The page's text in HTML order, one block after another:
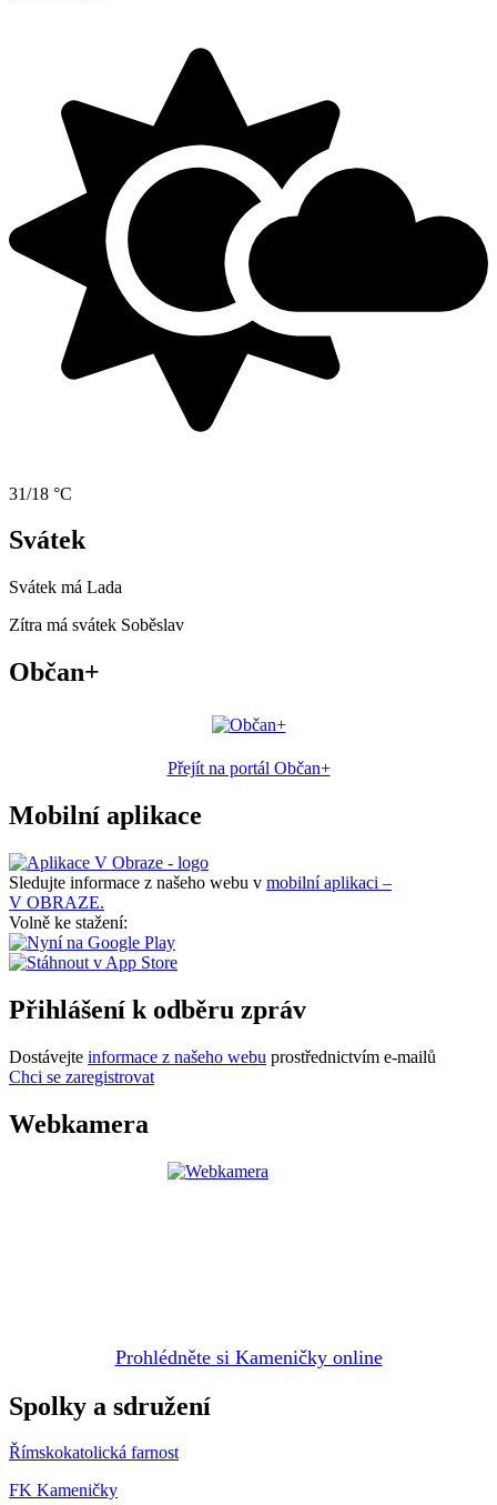
31/18 °C
Svátek
Svátek má Lada
Zítra má svátek Soběslav
Občan+
Přejít na portál Občan+
Mobilní aplikace
Sledujte informace z našeho webu v mobilní aplikaci –
V OBRAZE.
Volně ke stažení:
Přihlášení k odběru zpráv
Dostávejte informace z našeho webu prostřednictvím e-mailů
Chci se zaregistrovat
Webkamera
Prohlédněte si Kameničky online
Spolky a sdružení
Římskokatolická farnost
FK Kameničky